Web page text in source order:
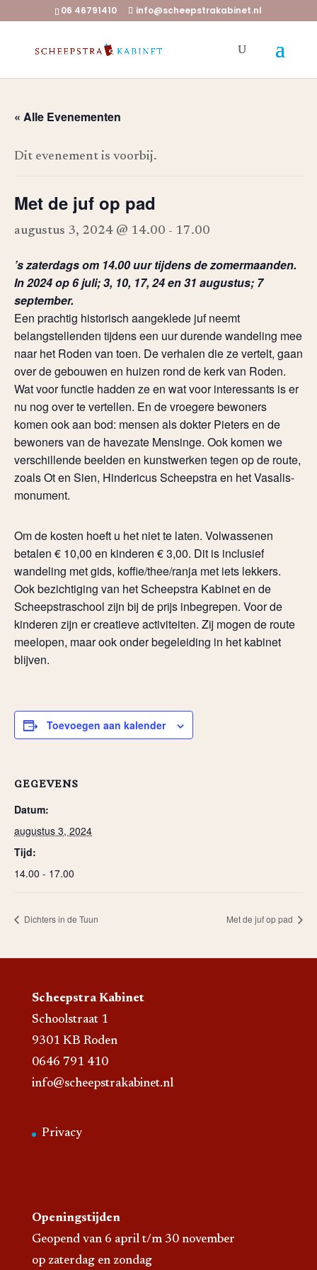
06 46791410 info@scheepstrakabinet.nl
« Alle Evenementen
Dit evenement is voorbij.
Met de juf op pad
augustus 3, 2024 @ 14.00 - 17.00
’s zaterdags om 14.00 uur tijdens de zomermaanden.
In 2024 op 6 juli; 3, 10, 17, 24 en 31 augustus; 7
september.
Een prachtig historisch aangeklede juf neemt
belangstellenden tijdens een uur durende wandeling mee
naar het Roden van toen. De verhalen die ze vertelt, gaan
over de gebouwen en huizen rond de kerk van Roden.
Wat voor functie hadden ze en wat voor interessants is er
nu nog over te vertellen. En de vroegere bewoners
komen ook aan bod: mensen als dokter Pieters en de
bewoners van de havezate Mensinge. Ook komen we
verschillende beelden en kunstwerken tegen op de route,
zoals Ot en Sien, Hindericus Scheepstra en het Vasalis-
monument.
Om de kosten hoeft u het niet te laten. Volwassenen
betalen € 10,00 en kinderen € 3,00. Dit is inclusief
wandeling met gids, koffie/thee/ranja met iets lekkers.
Ook bezichtiging van het Scheepstra Kabinet en de
Scheepstraschool zijn bij de prijs inbegrepen. Voor de
kinderen zijn er creatieve activiteiten. Zij mogen de route
meelopen, maar ook onder begeleiding in het kabinet
blijven.
Toevoegen aan kalender
GEGEVENS
Datum:
augustus 3, 2024
Tijd:
14.00 - 17.00
Dichters in de Tuun Met de juf op pad
Scheepstra Kabinet
Schoolstraat 1
9301 KB Roden
0646 791 410
info@scheepstrakabinet.nl
Privacy
Openingstijden
Geopend van 6 april t/m 30 november
op zaterdag en zondag